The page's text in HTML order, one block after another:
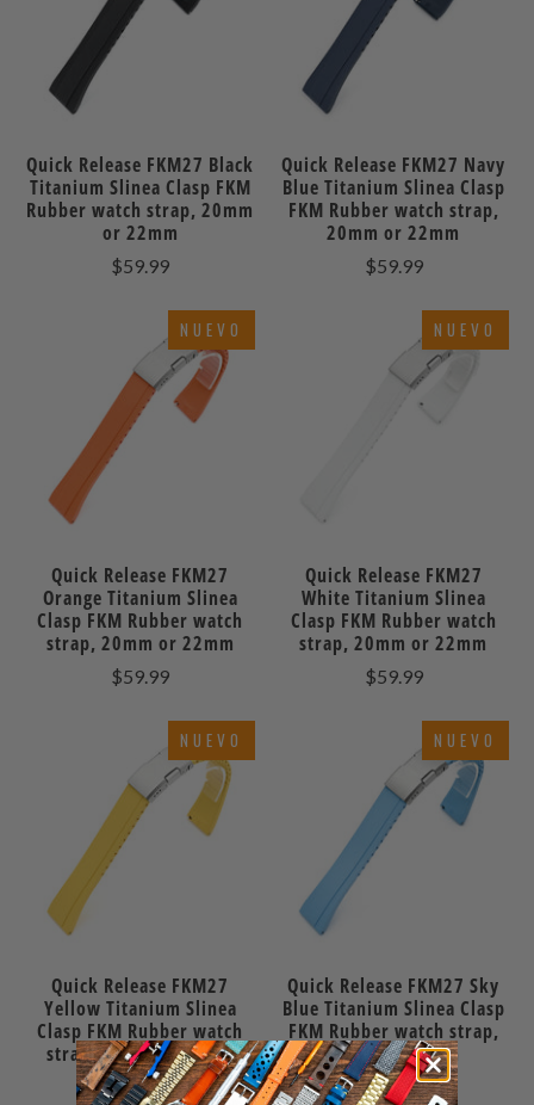
Quick Release FKM27 Black
Titanium Slinea Clasp FKM
Rubber watch strap, 20mm
or 22mm
$59.99
Quick Release FKM27 Navy
Blue Titanium Slinea Clasp
FKM Rubber watch strap,
20mm or 22mm
$59.99
NUEVO
Quick Release FKM27
Orange Titanium Slinea
Clasp FKM Rubber watch
strap, 20mm or 22mm
$59.99
NUEVO
Quick Release FKM27
White Titanium Slinea
Clasp FKM Rubber watch
strap, 20mm or 22mm
$59.99
NUEVO
Quick Release FKM27
Yellow Titanium Slinea
Clasp FKM Rubber watch
strap, 20mm or 22mm
$59.99
NUEVO
Quick Release FKM27 Sky
Blue Titanium Slinea Clasp
FKM Rubber watch strap,
20mm or 22mm
$59.99